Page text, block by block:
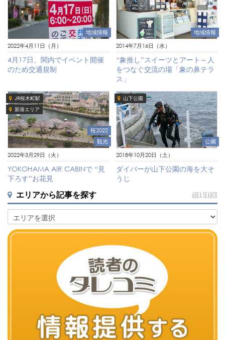
地域情報
2022年4月11日（月）
4月17日、関内でイベント開催
のため交通規制
地域情報
2014年7月16日（水）
“象推し”スイーツとアート～人
をつなぐ交流の場「象の鼻テラ
ス」
JR桜木町駅
新港エリア
桜2022
観光
2022年3月29日（火）
YOKOHAMA AIR CABINで “見
下ろす”お花見
山下公園
公園
2018年10月20日（土）
ダイバーが山下公園の海を大そ
うじ
エリアから記事を探す AREA SEARCH